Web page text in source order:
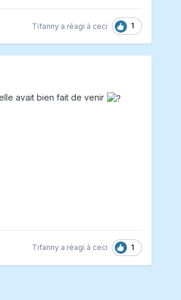
Tifanny a réagi à ceci 1
avait bien fait de venir
Tifanny a réagi à ceci 1